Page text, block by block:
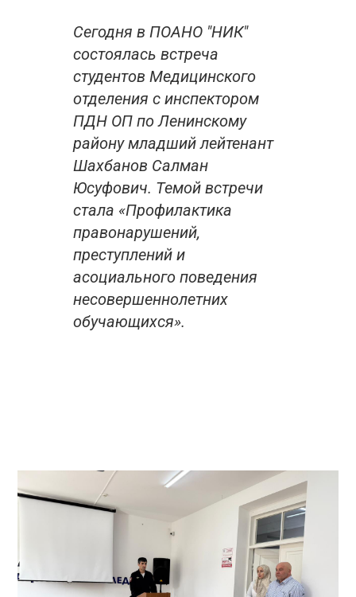
Сегодня в ПОАНО "НИК"
состоялась встреча
студентов Медицинского
отделения с инспектором
ПДН ОП по Ленинскому
району младший лейтенант
Шахбанов Салман
Юсуфович. Темой встречи
стала «Профилактика
правонарушений,
преступлений и
асоциального поведения
несовершеннолетних
обучающихся».